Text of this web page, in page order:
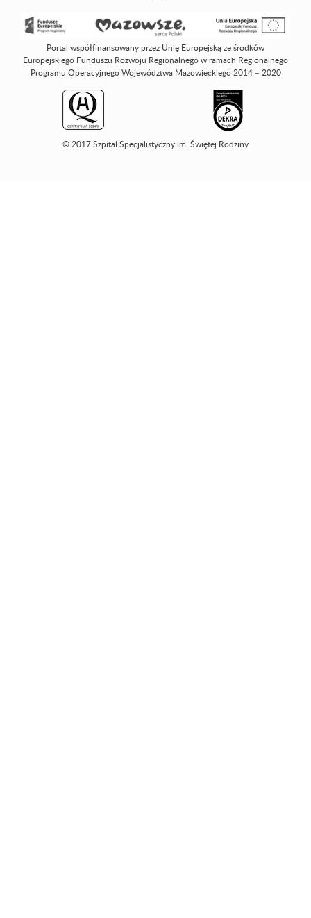
Portal współfinansowany przez Unię Europejską ze środków
Europejskiego Funduszu Rozwoju Regionalnego w ramach Regionalnego
Programu Operacyjnego Województwa Mazowieckiego 2014 – 2020
© 2017 Szpital Specjalistyczny im. Świętej Rodziny